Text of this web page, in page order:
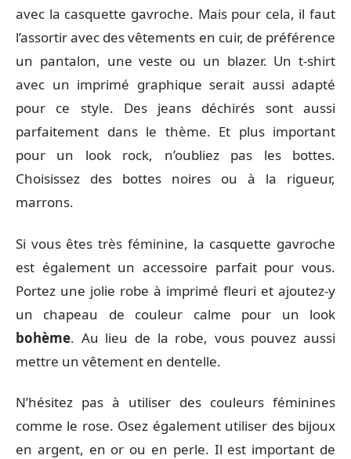
avec la casquette gavroche. Mais pour cela, il faut
l’assortir avec des vêtements en cuir, de préférence
un pantalon, une veste ou un blazer. Un t-shirt
avec un imprimé graphique serait aussi adapté
pour ce style. Des jeans déchirés sont aussi
parfaitement dans le thème. Et plus important
pour un look rock, n’oubliez pas les bottes.
Choisissez des bottes noires ou à la rigueur,
marrons.
Si vous êtes très féminine, la casquette gavroche
est également un accessoire parfait pour vous.
Portez une jolie robe à imprimé fleuri et ajoutez-y
un chapeau de couleur calme pour un look
bohème. Au lieu de la robe, vous pouvez aussi
mettre un vêtement en dentelle.
N’hésitez pas à utiliser des couleurs féminines
comme le rose. Osez également utiliser des bijoux
en argent, en or ou en perle. Il est important de